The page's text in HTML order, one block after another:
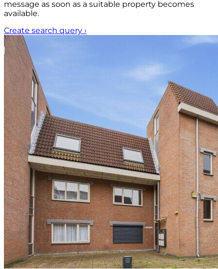
message as soon as a suitable property becomes
available.
Create search query ›